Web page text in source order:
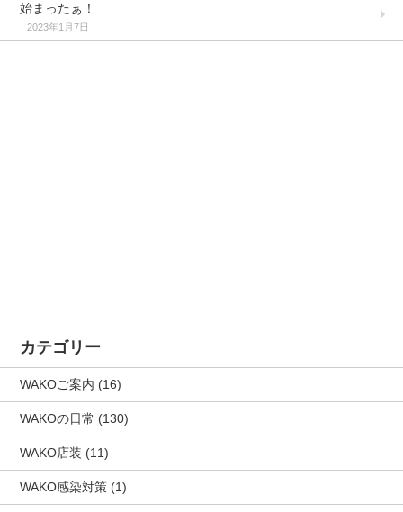
始まったぁ！
2023年1月7日
カテゴリー
WAKOご案内 (16)
WAKOの日常 (130)
WAKO店装 (11)
WAKO感染対策 (1)